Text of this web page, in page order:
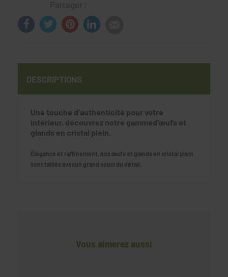
Partager :
DESCRIPTIONS
Une touche d’authenticité pour votre
intérieur, découvrez notre gammed’œufs et
glands en cristal plein.
Élégance et raffinement, nos œufs et glands en cristal plein
sont taillés avecun grand souci du détail.
Vous aimerez aussi